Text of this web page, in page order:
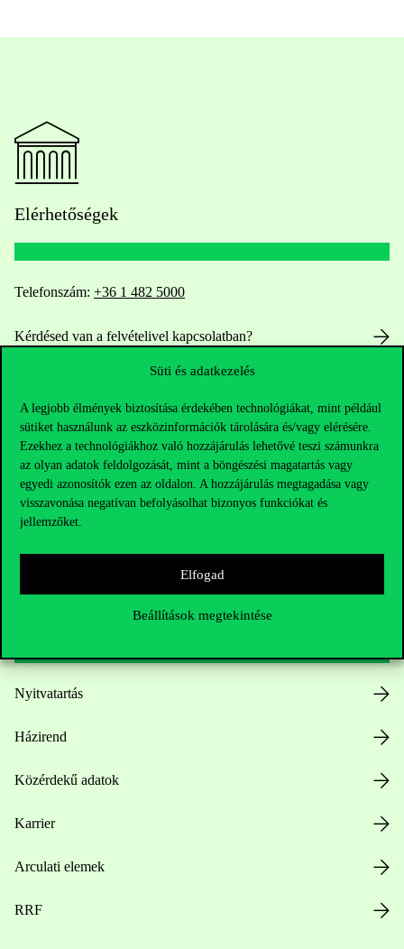
Süti és adatkezelés
A legjobb élmények biztosítása érdekében technológiákat, mint például
sütiket használunk az eszközinformációk tárolására és/vagy elérésére.
Ezekhez a technológiákhoz való hozzájárulás lehetővé teszi számunkra
az olyan adatok feldolgozását, mint a böngészési magatartás vagy
egyedi azonosítók ezen az oldalon. A hozzájárulás megtagadása vagy
visszavonása negatívan befolyásolhat bizonyos funkciókat és
jellemzőket.
Elfogad
Beállítások megtekintése
Elérhetőségek
Telefonszám: +36 1 482 5000
Kérdésed van a felvételivel kapcsolatban?
HUB jelenlegi hallgatóinknak
Sajtó:press@uni-corvinus.hu
Nyitvatartás
Házirend
Közérdekű adatok
Karrier
Arculati elemek
RRF